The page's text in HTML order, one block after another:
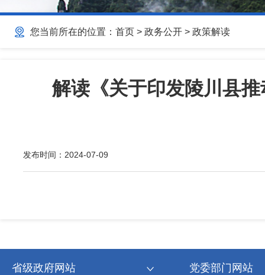
您当前所在的位置： 首页 > 政务公开 > 政策解读
解读《关于印发陵川县
发布时间： 2024-07-09
省级政府网站 党委部门网站